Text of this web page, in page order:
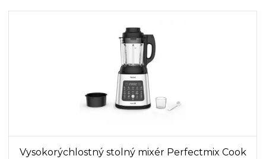
Vysokorýchlostný stolný mixér Perfectmix Cook